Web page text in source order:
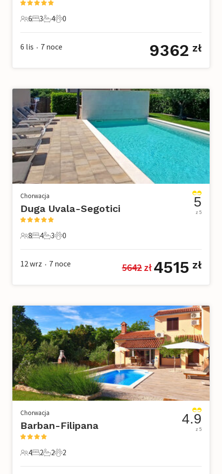
6 Goście
6
3 Sypialnie
3
4 Łazienki
4
0 Zwierzęta domowe
0
6 lis • 7 noce 9362 zł
Chorwacja
Duga Uvala-Segotici
8 Goście
8
4 Sypialnie
4
3 Łazienki
3
0 Zwierzęta domowe
0
5
z 5
12 wrz • 7 noce 5642 zł 4515 zł
Chorwacja
Barban-Filipana
4 Goście
4
2 Sypialnie
2
2 Łazienki
2
2 Zwierzęta domowe
2
4.9
z 5